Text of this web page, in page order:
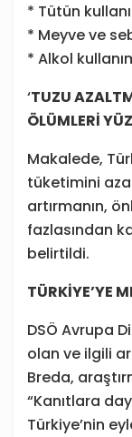
* Tütün
* Meyve ve
* Alkol
‘TUZU
ÖLÜMLERİ
Makalede,
tüketimini
artırmanın,
fazlasından
belirtildi.
TÜRKİYE’YE
DSÖ Avrupa
olan ve ilgili
Breda,
“Kanıtlara
Türkiye’nin